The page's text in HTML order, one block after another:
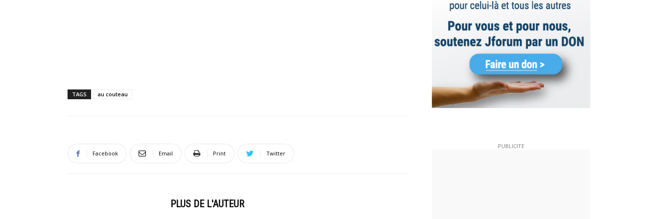
TAGS au couteau
Facebook Email Print Twitter
PLUS DE L'AUTEUR